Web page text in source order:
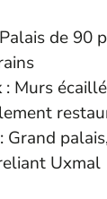
de 90
: Murs
: Grand
Uxmal